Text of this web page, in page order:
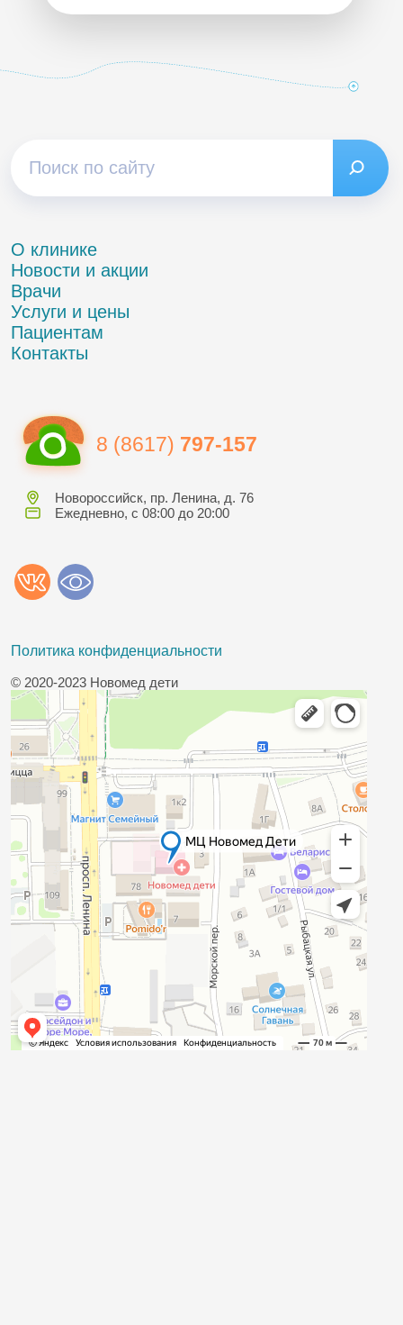
О клинике
Новости и акции
Врачи
Услуги и цены
Пациентам
Контакты
8 (8617) 797-157
Новороссийск, пр. Ленина, д. 76
Ежедневно, с 08:00 до 20:00
Политика конфиденциальности
© 2020-2023 Новомед дети